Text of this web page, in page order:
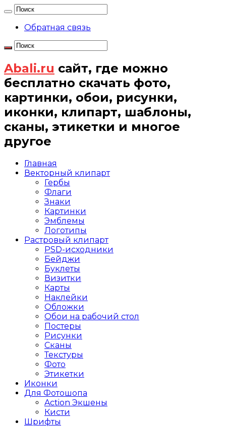
Обратная связь
Abali.ru сайт, где можно
бесплатно скачать фото,
картинки, обои, рисунки,
иконки, клипарт, шаблоны,
сканы, этикетки и многое
другое
Главная
Векторный клипарт
Гербы
Флаги
Знаки
Картинки
Эмблемы
Логотипы
Растровый клипарт
PSD-исходники
Бейджи
Буклеты
Визитки
Карты
Наклейки
Обложки
Обои на рабочий стол
Постеры
Рисунки
Сканы
Текстуры
Фото
Этикетки
Иконки
Для Фотошопа
Action Экшены
Кисти
Шрифты